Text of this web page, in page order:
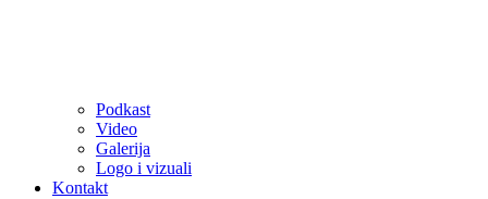
Podkast
Video
Galerija
Logo i vizuali
Kontakt